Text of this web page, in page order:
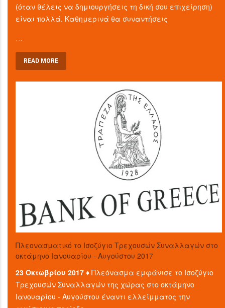
(όταν θέλεις να δημιουργήσεις τη δική σου επιχείρηση)
είναι πολλά. Καθημερινά θα συναντήσεις
…
READ MORE
Πλεονασματικό το Ισοζύγιο Τρεχουσών Συναλλαγών στο
οκτάμηνο Ιανουαρίου - Αυγούστου 2017
23 Οκτωβρίου 2017 ♦Πλεόνασμα εμφάνισε το Ισοζύγιο
Τρεχουσών Συναλλαγών της χώρας στο οκτάμηνο
Ιανουαρίου - Αυγούστου έναντι ελλείμματος την